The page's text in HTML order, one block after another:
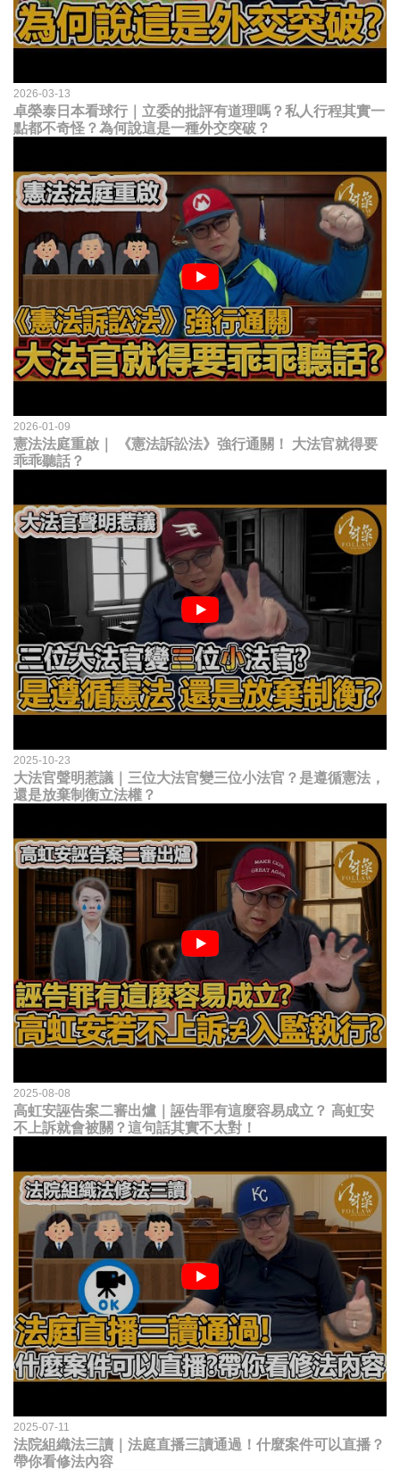
2026-03-13
卓榮泰日本看球行｜立委的批評有道理嗎？私人行程其實一
點都不奇怪？為何說這是一種外交突破？
2026-01-09
憲法法庭重啟｜ 《憲法訴訟法》強行通關！ 大法官就得要
乖乖聽話？
2025-10-23
大法官聲明惹議｜三位大法官變三位小法官？是遵循憲法，
還是放棄制衡立法權？
2025-08-08
高虹安誣告案二審出爐｜誣告罪有這麼容易成立？ 高虹安
不上訴就會被關？這句話其實不太對！
2025-07-11
法院組織法三讀｜法庭直播三讀通過！什麼案件可以直播？
帶你看修法內容